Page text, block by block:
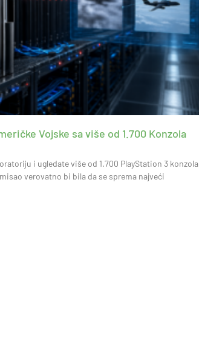
Vojske sa više od 1.700 Konzola
i ugledate više od 1.700 PlayStation 3 konzola
verovatno bi bila da se sprema najveći